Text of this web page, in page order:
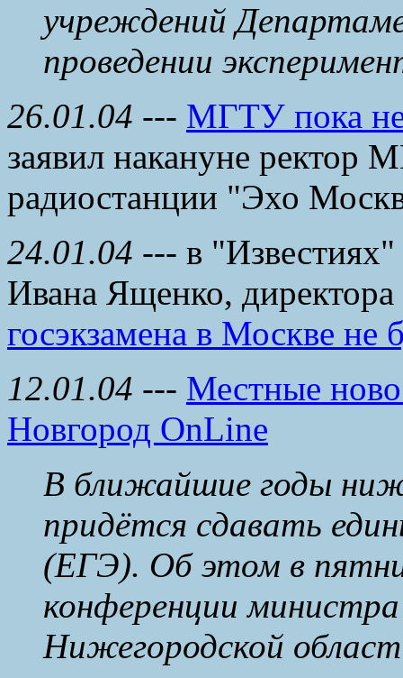
учреждений
проведении
26.01.04 --- МГТУ пока не
заявил накануне
радиостанции "Эхо
24.01.04 --- в "Известиях"
Ивана Ященко,
госэкзамена в Москве не
12.01.04 --- Местные
Новгород OnLine
В ближайшие годы
придётся сдавать
(ЕГЭ). Об этом в
конференции министра
Нижегородской